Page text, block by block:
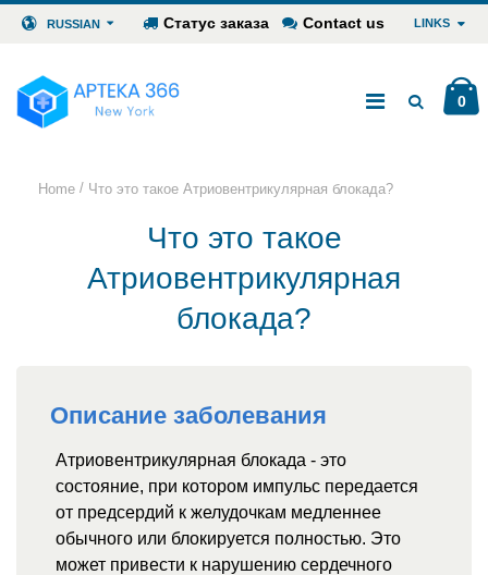
RUSSIAN Статус заказа Contact us LINKS
0
Home / Что это такое Атриовентрикулярная блокада?
Что это такое
Атриовентрикулярная
блокада?
Описание заболевания
Атриовентрикулярная блокада - это
состояние, при котором импульс передается
от предсердий к желудочкам медленнее
обычного или блокируется полностью. Это
может привести к нарушению сердечного